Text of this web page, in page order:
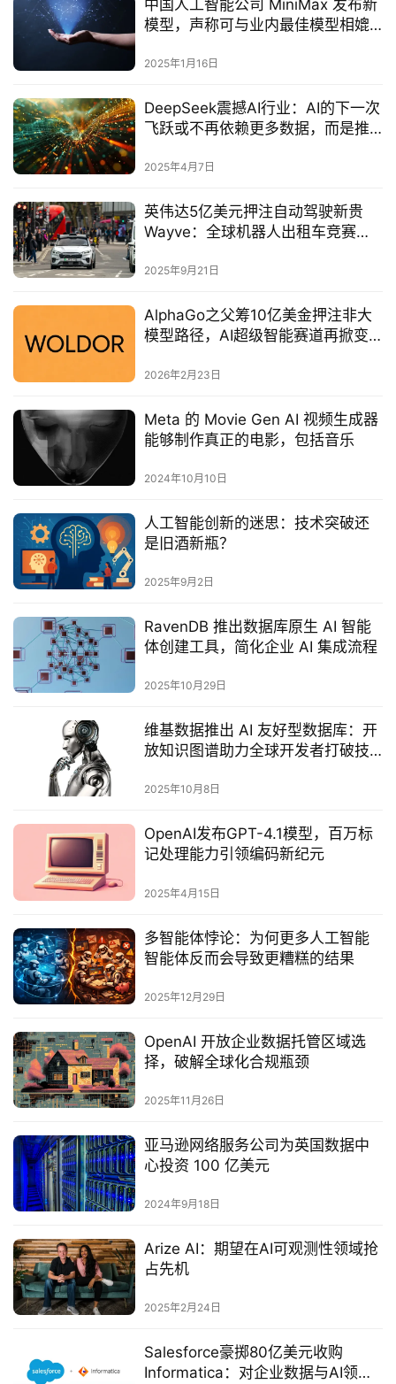
中国人工智能公司 MiniMax 发布新
模型，声称可与业内最佳模型相媲
2025年1月16日
DeepSeek震撼AI行业：AI的下一次
飞跃或不再依赖更多数据，而是推
2025年4月7日
英伟达5亿美元押注自动驾驶新贵
Wayve：全球机器人出租车竞赛进
2025年9月21日
AlphaGo之父筹10亿美金押注非大
模型路径，AI超级智能赛道再掀变
2026年2月23日
Meta 的 Movie Gen AI 视频生成器
能够制作真正的电影，包括音乐
2024年10月10日
人工智能创新的迷思：技术突破还
是旧酒新瓶？‌
2025年9月2日
RavenDB 推出数据库原生 AI 智能
体创建工具，简化企业 AI 集成流程
2025年10月29日
维基数据推出 AI 友好型数据库：开
放知识图谱助力全球开发者打破技
2025年10月8日
OpenAI发布GPT-4.1模型，百万标
记处理能力引领编码新纪元
2025年4月15日
多智能体悖论：为何更多人工智能
智能体反而会导致更糟糕的结果
2025年12月29日
OpenAI 开放企业数据托管区域选
择，破解全球化合规瓶颈
2025年11月26日
亚马逊网络服务公司为英国数据中
心投资 100 亿美元
2024年9月18日
Arize AI：期望在AI可观测性领域抢
占先机
2025年2月24日
Salesforce豪掷80亿美元收购
Informatica：对企业数据与AI领域